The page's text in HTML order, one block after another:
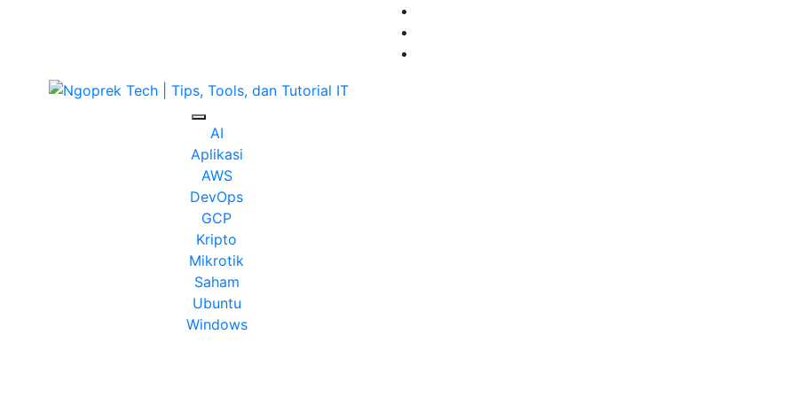
AI
Aplikasi
AWS
DevOps
GCP
Kripto
Mikrotik
Saham
Ubuntu
Windows